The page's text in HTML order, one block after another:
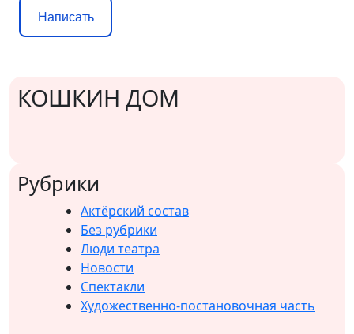
Написать
КОШКИН ДОМ
Рубрики
Актёрский состав
Без рубрики
Люди театра
Новости
Спектакли
Художественно-постановочная часть